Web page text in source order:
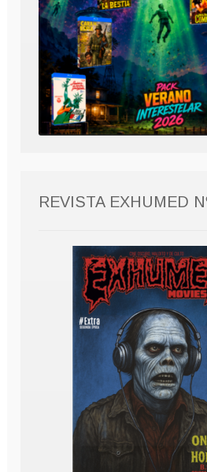
REVISTA EXHUMED